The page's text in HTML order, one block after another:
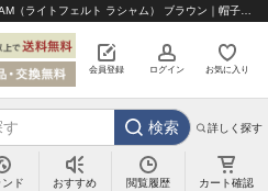
会員登録 ログイン お気に入り
検索 詳しく探す
ンド おすすめ 閲覧履歴 カート確認